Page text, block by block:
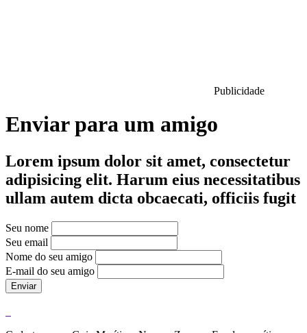
Publicidade
Enviar para um amigo
Lorem ipsum dolor sit amet, consectetur
adipisicing elit. Harum eius necessitatibus
ullam autem dicta obcaecati, officiis fugit
Seu nome
Seu email
Nome do seu amigo
E-mail do seu amigo
Enviar